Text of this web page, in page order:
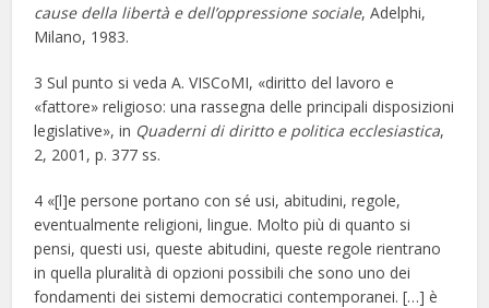
cause della libertà e dell’oppressione sociale, Adelphi,
Milano, 1983.
3 Sul punto si veda A. VISCoMI, «diritto del lavoro e
«fattore» religioso: una rassegna delle principali disposizioni
legislative», in Quaderni di diritto e politica ecclesiastica,
2, 2001, p. 377 ss.
4 «[l]e persone portano con sé usi, abitudini, regole,
eventualmente religioni, lingue. Molto più di quanto si
pensi, questi usi, queste abitudini, queste regole rientrano
in quella pluralità di opzioni possibili che sono uno dei
fondamenti dei sistemi democratici contemporanei. […] è